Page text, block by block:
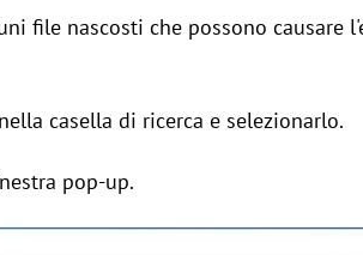
file nascosti che possono causare
casella di ricerca e selezionarlo.
pop-up.